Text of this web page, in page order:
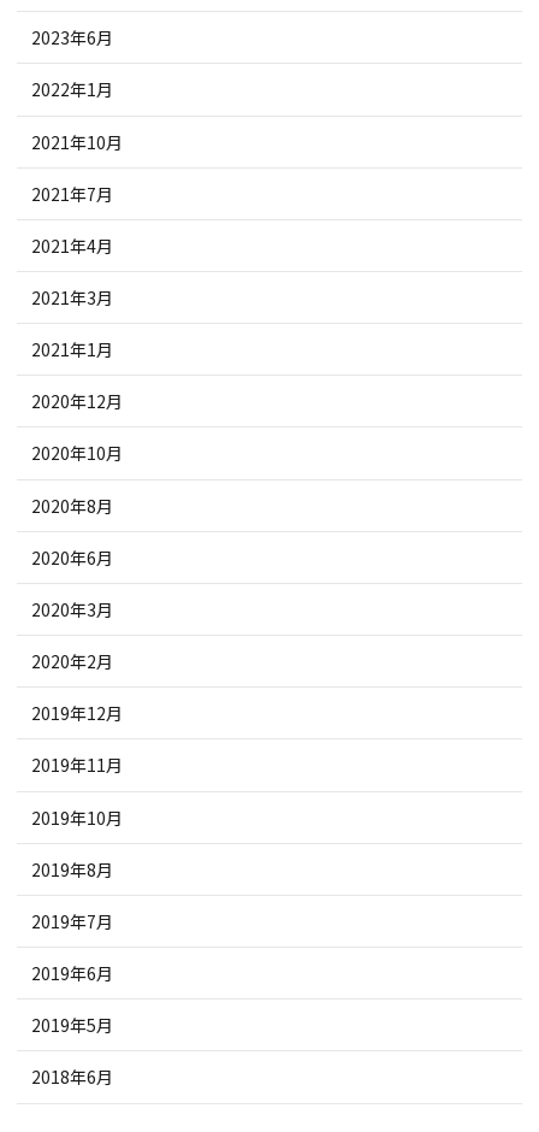
2023年6月
2022年1月
2021年10月
2021年7月
2021年4月
2021年3月
2021年1月
2020年12月
2020年10月
2020年8月
2020年6月
2020年3月
2020年2月
2019年12月
2019年11月
2019年10月
2019年8月
2019年7月
2019年6月
2019年5月
2018年6月